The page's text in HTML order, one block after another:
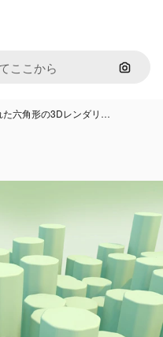
画像で
た六角形の3Dレンダリ…